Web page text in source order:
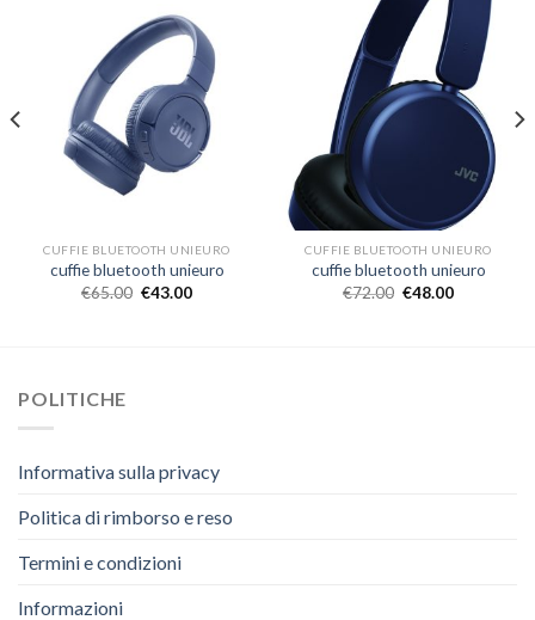
CUFFIE BLUETOOTH UNIEURO
cuffie bluetooth unieuro
€65.00 €43.00
CUFFIE BLUETOOTH UNIEURO
cuffie bluetooth unieuro
€72.00 €48.00
POLITICHE
Informativa sulla privacy
Politica di rimborso e reso
Termini e condizioni
Informazioni